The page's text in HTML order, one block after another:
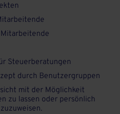
Steuerberatungen
durch Benutzergruppen
mit der Möglichkeit
zu lassen oder persönlich